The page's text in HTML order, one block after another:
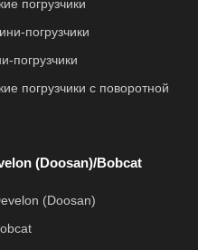
погрузчики
погрузчики
погрузчики
погрузчики с поворотной
(Doosan)/Bobcat
(Doosan)